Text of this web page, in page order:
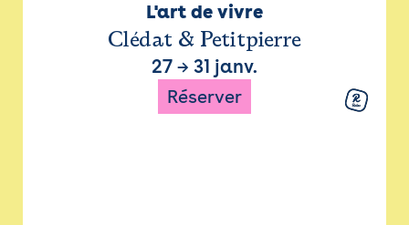
L'art de vivre
Clédat & Petitpierre
27 → 31 janv.
Réserver